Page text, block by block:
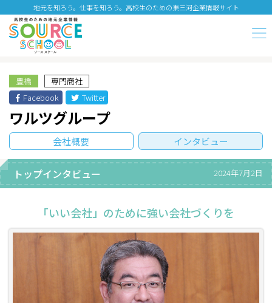
地元を知ろう。仕事を知ろう。高校生のための東三河企業情報サイト
豊橋
専門商社
Facebook
Twitter
ワルツグループ
会社概要 インタビュー
トップインタビュー 2024年7月2日
「いい会社」のために強い会社づくりを